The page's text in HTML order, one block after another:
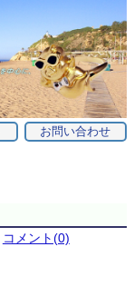
お問い合わせ
コメント(0)